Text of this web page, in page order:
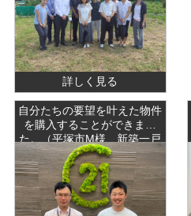
詳しく見る
自分たちの要望を叶えた物件
を購入することができまし
た。（平塚市M様 新築一戸
建てご成約）